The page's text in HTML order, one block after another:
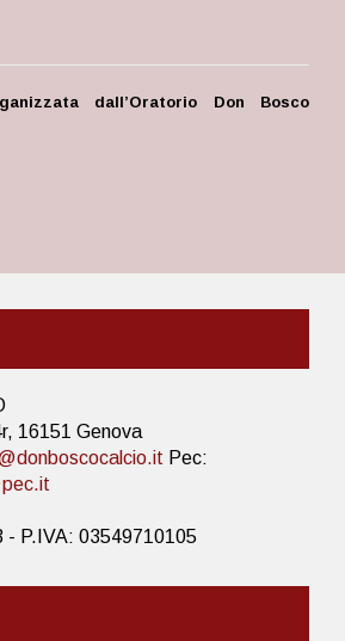
dall’Oratorio Don Bosco
16151 Genova
Pec:
- P.IVA: 03549710105